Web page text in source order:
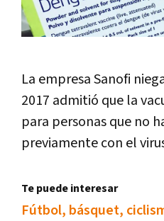
La empresa Sanofi
2017 admitió que la
para personas que no
previamente con el
Te puede interesar
Fútbol, básquet,